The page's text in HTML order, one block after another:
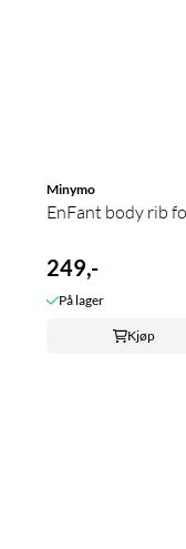
Minymo
EnFant body rib
249,-
På lager
Kjøp